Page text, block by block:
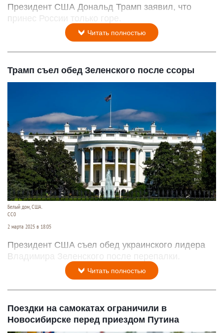
Президент США Дональд Трамп заявил, что
принес России только горе.
Читать полностью
Трамп съел обед Зеленского после ссоры
Белый дом, США.
CC0
2 марта 2025 в 18:05
Президент США съел обед украинского лидера
Владимира Зеленского после перепалки.
Читать полностью
Поездки на самокатах ограничили в
Новосибирске перед приездом Путина